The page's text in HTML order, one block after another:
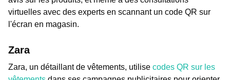
virtuelles avec des experts en scannant un code QR sur
l'écran en magasin.
Zara
Zara, un détaillant de vêtements, utilise codes QR sur les